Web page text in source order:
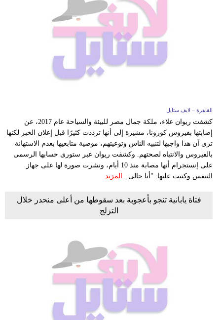
القاهرة – لايف ستايل
كشفت ريوان علاء، ملكة جمال مصر للبيئة والسياحة عام 2017، عن
إصابتها بفيروس كورونا، مشيرة إلى أنها ترددت كثيرًا قبل إعلان الخبر لكنها
ترى أن هذا واجبها لتنبيه الناس وتوعيتهم، موصية متابعيها بعدم الاستهانة
بالفيروس والانتباه لصحتهم. وكشفت ريوان عبر ستورى حسابها الرسمى
على إنستجرام أنها مصابة منذ 10 أيام، ونشرت صورة لها على جهاز
التنفس وكتبت عليها: "أنا جالى... المزيد
فتاة يابانية تنجو بأعجوبة بعد سقوطها من أعلى منحدر خلال
التزلج